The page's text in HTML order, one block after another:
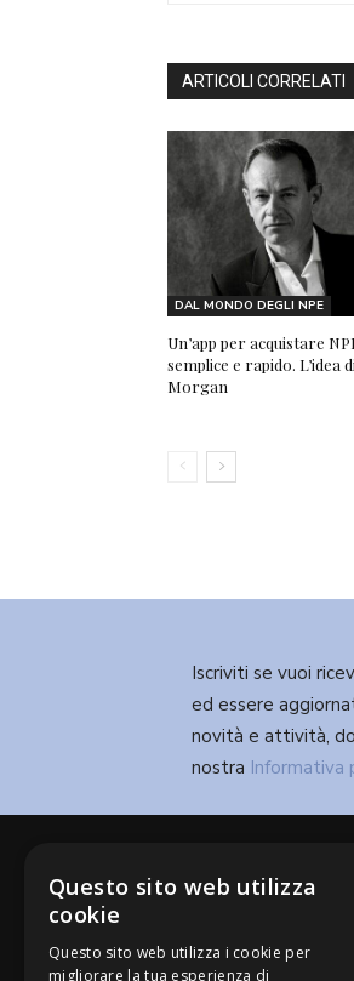
ARTICOLI CORRELATI
DAL MONDO DEGLI NPE
Un’app per acquistare
semplice e rapido. L’idea
Morgan
Iscriviti se vuoi
ed essere
novità e attività,
nostra Informativa
Questo sito web utilizza
cookie
Questo sito web utilizza i cookie per
migliorare la tua esperienza di